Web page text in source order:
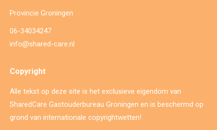
Provincie Groningen
06-34034247
info@shared-care.nl
Copyright
Alle tekst op deze site is het exclusieve eigendom van
SharedCare Gastouderbureau Groningen en is beschermd op
grond van internationale copyrightwetten!